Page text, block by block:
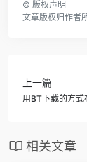
© 版权声明
文章版权归作者
上一篇
用BT下载的方
相关文章